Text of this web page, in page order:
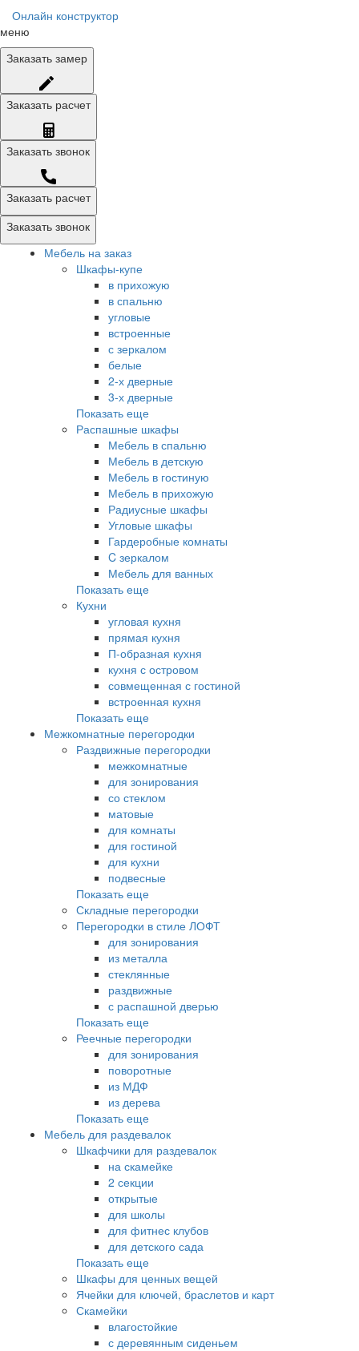
Онлайн конструктор
меню
Заказать замер
Заказать расчет
Заказать звонок
Заказать расчет
Заказать звонок
Мебель на заказ
Шкафы-купе
в прихожую
в спальню
угловые
встроенные
с зеркалом
белые
2-х дверные
3-х дверные
Показать еще
Распашные шкафы
Мебель в спальню
Мебель в детскую
Мебель в гостиную
Мебель в прихожую
Радиусные шкафы
Угловые шкафы
Гардеробные комнаты
C зеркалом
Мебель для ванных
Показать еще
Кухни
угловая кухня
прямая кухня
П-образная кухня
кухня с островом
совмещенная с гостиной
встроенная кухня
Показать еще
Межкомнатные перегородки
Раздвижные перегородки
межкомнатные
для зонирования
со стеклом
матовые
для комнаты
для гостиной
для кухни
подвесные
Показать еще
Складные перегородки
Перегородки в стиле ЛОФТ
для зонирования
из металла
стеклянные
раздвижные
с распашной дверью
Показать еще
Реечные перегородки
для зонирования
поворотные
из МДФ
из дерева
Показать еще
Мебель для раздевалок
Шкафчики для раздевалок
на скамейке
2 секции
открытые
для школы
для фитнес клубов
для детского сада
Показать еще
Шкафы для ценных вещей
Ячейки для ключей, браслетов и карт
Скамейки
влагостойкие
с деревянным сиденьем